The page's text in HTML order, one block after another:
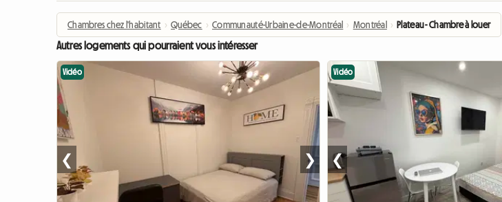
Chambres chez l'habitant › Québec › Communauté-Urbaine-de-Montréal › Montréal › Plateau - Chambre à louer
Autres logements qui pourraient vous intéresser
Vidéo
❮ ❯
Vidéo
❮